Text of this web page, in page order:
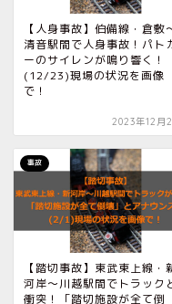
【人身事故】伯備線・倉敷
清音駅間で人身事故！パト
ーのサイレンが鳴り響く！
(12/23)現場の状況を画像
で！
2023年12月
事故
【踏切事故】東武東上線・
河岸〜川越駅間でトラック
衝突！「踏切施設が全て倒